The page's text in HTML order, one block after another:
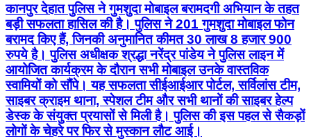
कानपुर देहात पुलिस ने गुमशुदा मोबाइल बरामदगी अभियान के तहत
बड़ी सफलता हासिल की है। पुलिस ने 201 गुमशुदा मोबाइल फोन
बरामद किए हैं, जिनकी अनुमानित कीमत 30 लाख 8 हजार 900
रुपये है। पुलिस अधीक्षक श्रद्धा नरेंद्र पांडेय ने पुलिस लाइन में
आयोजित कार्यक्रम के दौरान सभी मोबाइल उनके वास्तविक
स्वामियों को सौंपे। यह सफलता सीईआईआर पोर्टल, सर्विलांस टीम,
साइबर क्राइम थाना, स्पेशल टीम और सभी थानों की साइबर हेल्प
डेस्क के संयुक्त प्रयासों से मिली है। पुलिस की इस पहल से सैकड़ों
लोगों के चेहरे पर फिर से मुस्कान लौट आई।